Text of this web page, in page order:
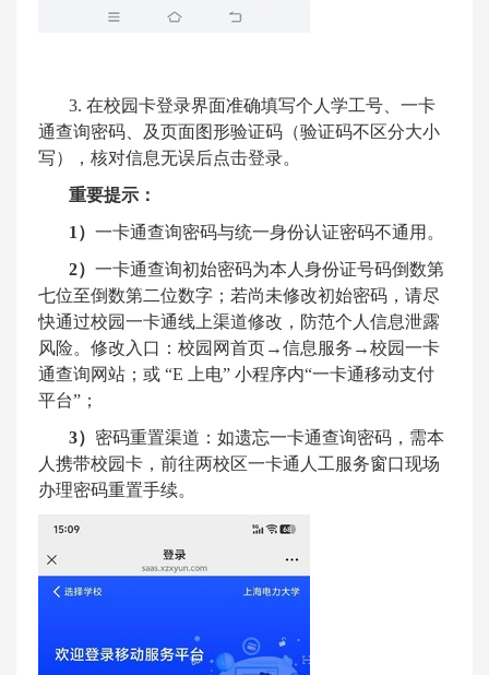
3. 在校园卡登录界面准确填写个人学工号、一卡
通查询密码、及页面图形验证码（验证码不区分大小
写），核对信息无误后点击登录。
重要提示：
1 ） 一卡通查询密码与统一身份认证密码不通用。
2） 一卡通查询初始密码为本人身份证号码倒数第
七位至倒数第二位数字；若尚未修改初始密码，请尽
快通过校园一卡通线上渠道修改，防范个人信息泄露
风险。修改入口：校园网首页→信息服务→校园一卡
通查询网站；或 “E 上电” 小程序内“一卡通移动支付
平台”；
3） 密码重置渠道：如遗忘一卡通查询密码，需本
人携带校园卡，前往两校区一卡通人工服务窗口现场
办理密码重置手续。